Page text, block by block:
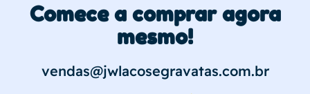
Comece a comprar agora
mesmo!
vendas@jwlacosegravatas.com.br